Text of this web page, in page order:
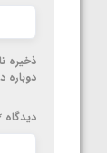
ذخیره
دیدگاه